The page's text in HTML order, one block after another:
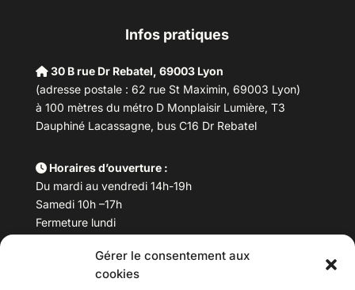
Gérer le consentement aux
cookies
Infos pratiques
30 B rue Dr Rebatel, 69003 Lyon
(adresse postale : 62 rue St Maximin, 69003 Lyon)
à 100 mètres du métro D Monplaisir Lumière, T3
Dauphiné Lacassagne, bus C16 Dr Rebatel
Horaires d’ouverture :
Du mardi au vendredi 14h-19h
Samedi 10h –17h
Fermeture lundi
Téléphone : 04 78 53 06 40
maisondesculturesasiatiques@asiexpo.com